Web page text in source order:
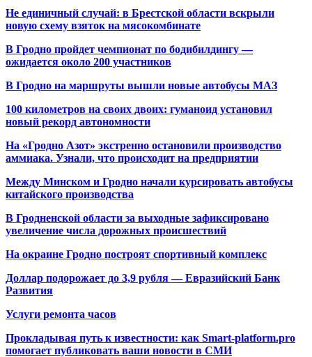
Не единичный случай: в Брестской области вскрыли
новую схему взяток на мясокомбинате
В Гродно пройдет чемпионат по бодибилдингу —
ожидается около 200 участников
В Гродно на маршруты вышли новые автобусы МАЗ
100 километров на своих двоих: гуманоид установил
новый рекорд автономности
На «Гродно Азот» экстренно остановили производство
аммиака. Узнали, что происходит на предприятии
Между Минском и Гродно начали курсировать автобусы
китайского производства
В Гродненской области за выходные зафиксировано
увеличение числа дорожных происшествий
На окраине Гродно построят спортивный комплекс
Доллар подорожает до 3,9 рубля — Евразийский Банк
Развития
Услуги ремонта часов
Прокладывая путь к известности: как Smart-platform.pro
помогает публиковать ваши новости в СМИ